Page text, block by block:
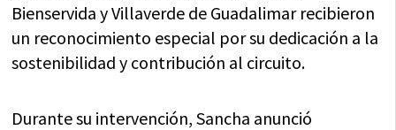
Bienservida y Villaverde de Guadalimar recibieron
un reconocimiento especial por su dedicación a la
sostenibilidad y contribución al circuito.
Durante su intervención, Sancha anunció